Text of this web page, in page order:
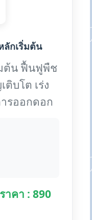
ลักเริ่มต้น
ต้น ฟื้นฟูพืช
ติบโต เร่ง
รออกดอก
าคา : 890